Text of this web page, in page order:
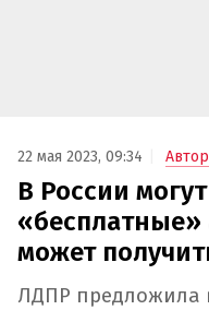
22 мая 2023, 09:34
В России
«бесплатные»
может
ЛДПР предложила